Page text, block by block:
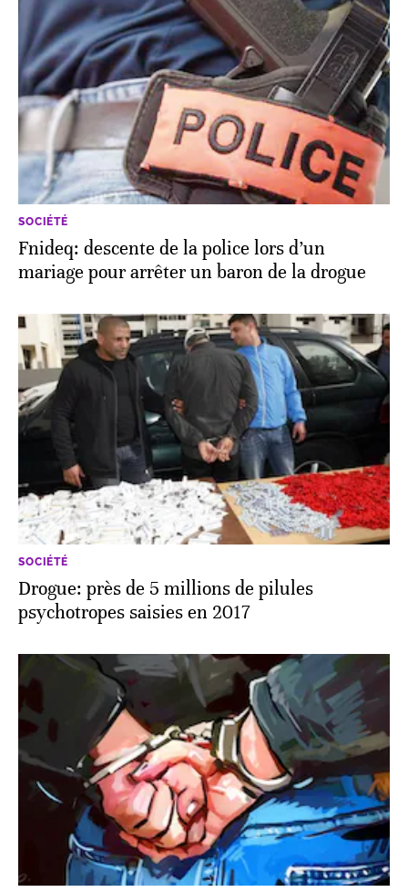
SOCIÉTÉ
Fnideq: descente de la police lors d’un
mariage pour arrêter un baron de la drogue
SOCIÉTÉ
Drogue: près de 5 millions de pilules
psychotropes saisies en 2017